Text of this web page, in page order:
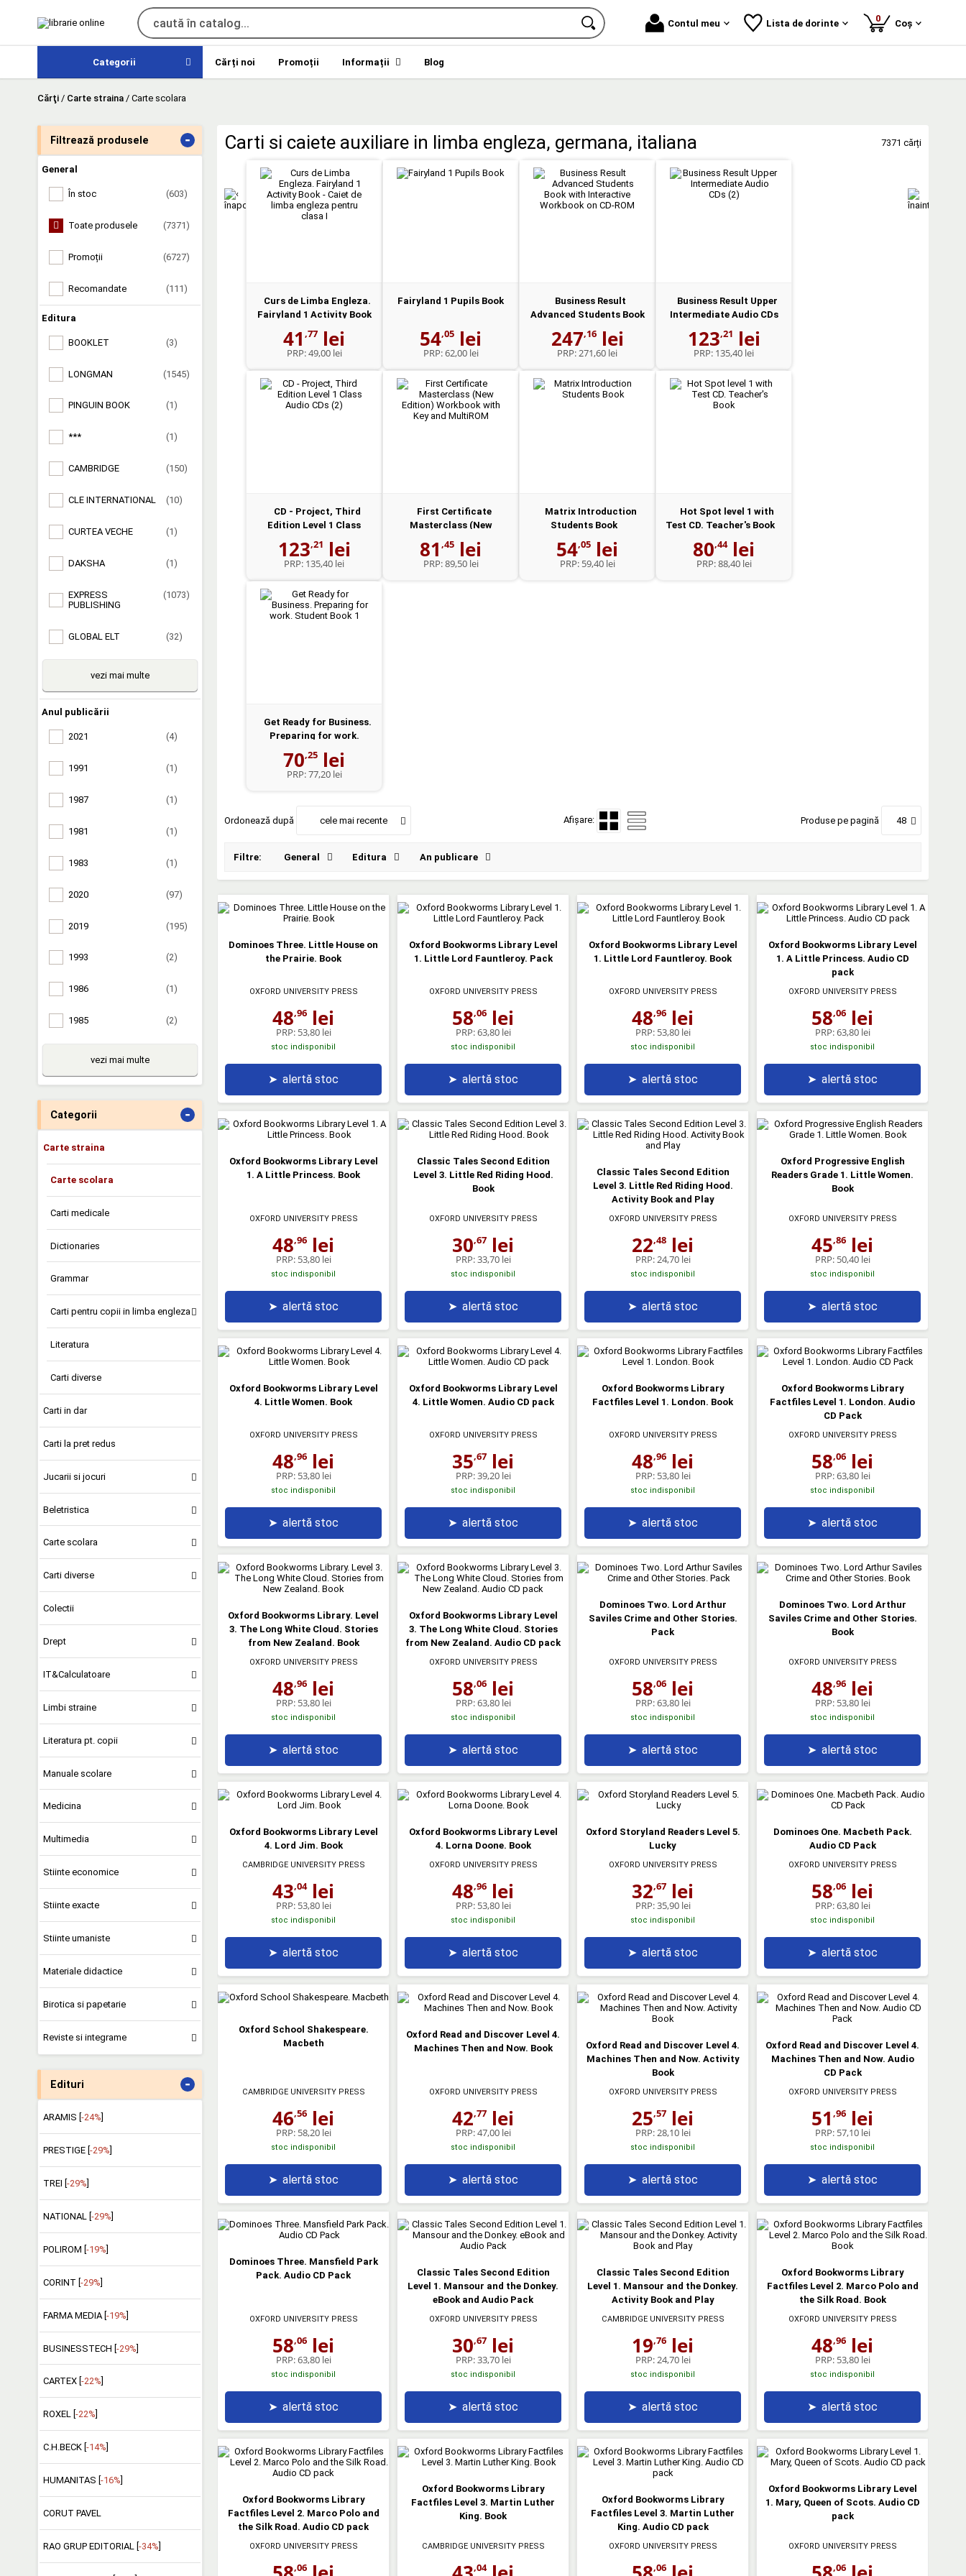
Contul meu Lista de dorinte 0produse
Coș
Categorii Cărți noi Promoții Informații Blog
Cărţi / Carte straina / Carte scolara
Filtrează produsele -
General
În stoc (603)
Toate produsele (7371)
Promoții (6727)
Recomandate (111)
Editura
BOOKLET (3)
LONGMAN (1545)
PINGUIN BOOK (1)
*** (1)
CAMBRIDGE (150)
CLE INTERNATIONAL (10)
CURTEA VECHE (1)
DAKSHA (1)
EXPRESS
PUBLISHING
(1073)
GLOBAL ELT (32)
vezi mai multe
Anul publicării
2021 (4)
1991 (1)
1987 (1)
1981 (1)
1983 (1)
2020 (97)
2019 (195)
1993 (2)
1986 (1)
1985 (2)
vezi mai multe
Categorii -
Carte straina
Carte scolara
Carti medicale
Dictionaries
Grammar
Carti pentru copii in limba engleza
Literatura
Carti diverse
Carti in dar
Carti la pret redus
Jucarii si jocuri
Beletristica
Carte scolara
Carti diverse
Colectii
Drept
IT&Calculatoare
Limbi straine
Literatura pt. copii
Manuale scolare
Medicina
Multimedia
Stiinte economice
Stiinte exacte
Stiinte umaniste
Materiale didactice
Birotica si papetarie
Reviste si integrame
Edituri -
ARAMIS [ -24%
PRESTIGE [ -29%
TREI [ -29%
NATIONAL [ -29%
POLIROM [ -19%
CORINT [ -29%
FARMA MEDIA [-19%]
BUSINESSTECH [-29%]
CARTEX [ -22%
ROXEL [ -22%
C.H.BECK [ -14%
HUMANITAS [ -16%
CORUT PAVEL
RAO GRUP EDITORIAL [ -34%
Carti si caiete auxiliare in limba engleza, germana, italiana 7371 cărți
Curs de Limba Engleza.
Fairyland 1 Activity Book
-...
41 ,77 lei
PRP:49,00 lei
Fairyland 1 Pupils Book
54,05 lei
PRP:62,00 lei
Business Result
Advanced Students Book
with Intera...
247,16lei
PRP:271,60 lei
Business Result Upper
Intermediate Audio CDs
(2)
123,21 lei
PRP: 135,40 lei
CD - Project, Third
Edition Level 1 Class
Audio CD...
123,21 lei
PRP: 135,40 lei
First Certificate
Masterclass (New
Edition) Workbo...
81 ,45 lei
PRP:89,50 lei
Matrix Introduction
Students Book
54,05 lei
PRP: 59,40 lei
Hot Spot level 1 with
Test CD. Teacher's Book
80,44lei
PRP:88,40 lei
Get Ready for Business.
Preparing for work.
Studen...
70,25 lei
PRP:77,20 lei
Ordonează după cele mai recente Afișare: Produse pe pagină 48
Filtre: General Editura An publicare
Dominoes Three. Little House on
the Prairie. Book
OXFORD UNIVERSITY PRESS
48,96 lei
PRP: 53,80 lei
stoc indisponibil
➤ alertă stoc
Oxford Bookworms Library Level
1. Little Lord Fauntleroy. Pack
OXFORD UNIVERSITY PRESS
58,06 lei
PRP:63,80 lei
stoc indisponibil
➤ alertă stoc
Oxford Bookworms Library Level
1. Little Lord Fauntleroy. Book
OXFORD UNIVERSITY PRESS
48,96 lei
PRP: 53,80 lei
stoc indisponibil
➤ alertă stoc
Oxford Bookworms Library Level
1. A Little Princess. Audio CD
pack
OXFORD UNIVERSITY PRESS
58,06 lei
PRP:63,80 lei
stoc indisponibil
➤ alertă stoc
Oxford Bookworms Library Level
1. A Little Princess. Book
OXFORD UNIVERSITY PRESS
48,96 lei
PRP: 53,80 lei
stoc indisponibil
➤ alertă stoc
Classic Tales Second Edition
Level 3. Little Red Riding Hood.
Book
OXFORD UNIVERSITY PRESS
30,67 lei
PRP:33,70 lei
stoc indisponibil
➤ alertă stoc
Classic Tales Second Edition
Level 3. Little Red Riding Hood.
Activity Book and Play
OXFORD UNIVERSITY PRESS
22,48 lei
PRP: 24,70 lei
stoc indisponibil
➤ alertă stoc
Oxford Progressive English
Readers Grade 1. Little Women.
Book
OXFORD UNIVERSITY PRESS
45,86 lei
PRP: 50,40 lei
stoc indisponibil
➤ alertă stoc
Oxford Bookworms Library Level
4. Little Women. Book
OXFORD UNIVERSITY PRESS
48,96 lei
PRP: 53,80 lei
stoc indisponibil
➤ alertă stoc
Oxford Bookworms Library Level
4. Little Women. Audio CD pack
OXFORD UNIVERSITY PRESS
35,67 lei
PRP:39,20 lei
stoc indisponibil
➤ alertă stoc
Oxford Bookworms Library
Factfiles Level 1. London. Book
OXFORD UNIVERSITY PRESS
48,96 lei
PRP: 53,80 lei
stoc indisponibil
➤ alertă stoc
Oxford Bookworms Library
Factfiles Level 1. London. Audio
CD Pack
OXFORD UNIVERSITY PRESS
58,06 lei
PRP:63,80 lei
stoc indisponibil
➤ alertă stoc
Oxford Bookworms Library. Level
3. The Long White Cloud. Stories
from New Zealand. Book
OXFORD UNIVERSITY PRESS
48,96 lei
PRP: 53,80 lei
stoc indisponibil
➤ alertă stoc
Oxford Bookworms Library Level
3. The Long White Cloud. Stories
from New Zealand. Audio CD pack
OXFORD UNIVERSITY PRESS
58,06 lei
PRP:63,80 lei
stoc indisponibil
➤ alertă stoc
Dominoes Two. Lord Arthur
Saviles Crime and Other Stories.
Pack
OXFORD UNIVERSITY PRESS
58,06 lei
PRP:63,80 lei
stoc indisponibil
➤ alertă stoc
Dominoes Two. Lord Arthur
Saviles Crime and Other Stories.
Book
OXFORD UNIVERSITY PRESS
48,96 lei
PRP: 53,80 lei
stoc indisponibil
➤ alertă stoc
Oxford Bookworms Library Level
4. Lord Jim. Book
CAMBRIDGE UNIVERSITY PRESS
43,04lei
PRP: 53,80 lei
stoc indisponibil
➤ alertă stoc
Oxford Bookworms Library Level
4. Lorna Doone. Book
OXFORD UNIVERSITY PRESS
48,96 lei
PRP: 53,80 lei
stoc indisponibil
➤ alertă stoc
Oxford Storyland Readers Level 5.
Lucky
OXFORD UNIVERSITY PRESS
32,67 lei
PRP:35,90 lei
stoc indisponibil
➤ alertă stoc
Dominoes One. Macbeth Pack.
Audio CD Pack
OXFORD UNIVERSITY PRESS
58,06 lei
PRP:63,80 lei
stoc indisponibil
➤ alertă stoc
Oxford School Shakespeare.
Macbeth
CAMBRIDGE UNIVERSITY PRESS
46,56 lei
PRP: 58,20 lei
stoc indisponibil
➤ alertă stoc
Oxford Read and Discover Level 4.
Machines Then and Now. Book
OXFORD UNIVERSITY PRESS
42,77 lei
PRP:47,00 lei
stoc indisponibil
➤ alertă stoc
Oxford Read and Discover Level 4.
Machines Then and Now. Activity
Book
OXFORD UNIVERSITY PRESS
25,57 lei
PRP: 28,10 lei
stoc indisponibil
➤ alertă stoc
Oxford Read and Discover Level 4.
Machines Then and Now. Audio
CD Pack
OXFORD UNIVERSITY PRESS
51 ,96 lei
PRP: 57,10 lei
stoc indisponibil
➤ alertă stoc
Dominoes Three. Mansfield Park
Pack. Audio CD Pack
OXFORD UNIVERSITY PRESS
58,06 lei
PRP:63,80 lei
stoc indisponibil
➤ alertă stoc
Classic Tales Second Edition
Level 1. Mansour and the Donkey.
eBook and Audio Pack
OXFORD UNIVERSITY PRESS
30,67 lei
PRP:33,70 lei
stoc indisponibil
➤ alertă stoc
Classic Tales Second Edition
Level 1. Mansour and the Donkey.
Activity Book and Play
CAMBRIDGE UNIVERSITY PRESS
19,76 lei
PRP: 24,70 lei
stoc indisponibil
➤ alertă stoc
Oxford Bookworms Library
Factfiles Level 2. Marco Polo and
the Silk Road. Book
OXFORD UNIVERSITY PRESS
48,96 lei
PRP: 53,80 lei
stoc indisponibil
➤ alertă stoc
Oxford Bookworms Library
Factfiles Level 2. Marco Polo and
the Silk Road. Audio CD pack
OXFORD UNIVERSITY PRESS
,06
Oxford Bookworms Library
Factfiles Level 3. Martin Luther
King. Book
CAMBRIDGE UNIVERSITY PRESS
,04
Oxford Bookworms Library
Factfiles Level 3. Martin Luther
King. Audio CD pack
OXFORD UNIVERSITY PRESS
,06
Oxford Bookworms Library Level
1. Mary, Queen of Scots. Audio CD
pack
OXFORD UNIVERSITY PRESS
,06